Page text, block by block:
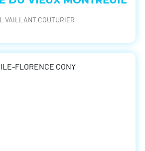
VAILLANT COUTURIER